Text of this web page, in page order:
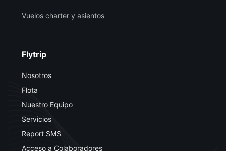
Vuelos charter y asientos
Flytrip
Nosotros
Flota
Nuestro Equipo
Servicios
Report SMS
Acceso a Colaboradores